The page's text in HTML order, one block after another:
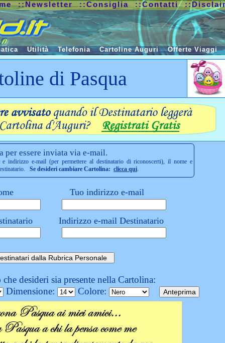
di Pasqua
per essere inviata via e-mail.
indirizzo e-mail (per permettere al destinatario di riconoscerti), il nome e
Se desideri cambiare Cartolina: clicca qui.
Tuo indirizzo e-mail
Indirizzo e-mail Destinatario
desideri sia presente nella Cartolina:
Dimensione: Colore:
::Newsletter ::Consiglia ::Contatti
Utilità Telefonia Cartoline Auguri Offerte Viaggi